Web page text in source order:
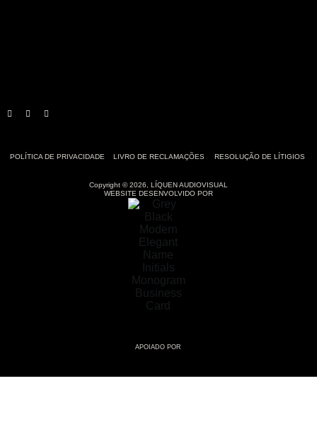
POLÍTICA DE PRIVACIDADE LIVRO DE RECLAMAÇÕES RESOLUÇÃO DE LÍTIGIOS
Copyright © 2026, LÍQUEN AUDIOVISUAL
WEBSITE DESENVOLVIDO POR
APOIADO POR